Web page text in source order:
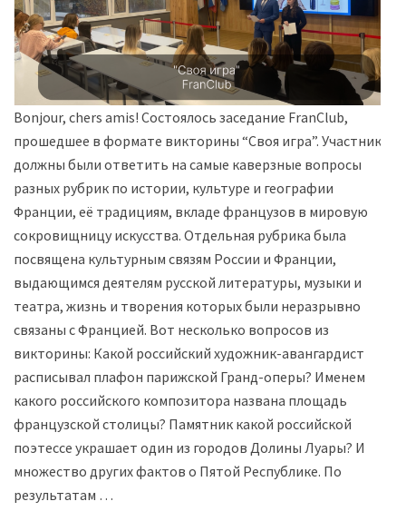
Bonjour, chers amis! Состоялось заседание FranClub,
прошедшее в формате викторины “Своя игра”. Участники
должны были ответить на самые каверзные вопросы
разных рубрик по истории, культуре и географии
Франции, её традициям, вкладе французов в мировую
сокровищницу искусства. Отдельная рубрика была
посвящена культурным связям России и Франции,
выдающимся деятелям русской литературы, музыки и
театра, жизнь и творения которых были неразрывно
связаны с Францией. Вот несколько вопросов из
викторины: Какой российский художник-авангардист
расписывал плафон парижской Гранд-оперы? Именем
какого российского композитора названа площадь
французской столицы? Памятник какой российской
поэтессе украшает один из городов Долины Луары? И
множество других фактов о Пятой Республике. По
результатам …